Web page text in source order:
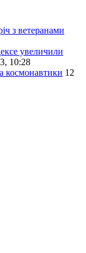
з ветеранами
увеличили
10:28
космонавтики 12